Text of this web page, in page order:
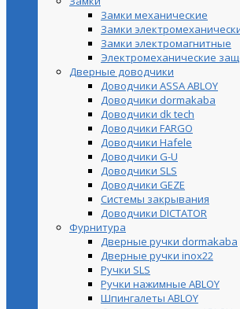
Замки механические
Замки
Замки электромагнитные
Электромеханические
Дверные доводчики
Доводчики ASSA ABLOY
Доводчики dormakaba
Доводчики dk tech
Доводчики FARGO
Доводчики Hafele
Доводчики G-U
Доводчики SLS
Доводчики GEZE
Cистемы закрывания
Доводчики DICTATOR
Фурнитура
Дверные ручки dormakaba
Дверные ручки inox22
Ручки SLS
Ручки нажимные ABLOY
Шпингалеты ABLOY